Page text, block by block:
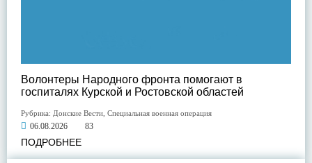
Волонтеры Народного фронта помогают в
госпиталях Курской и Ростовской областей
Рубрика: Донские Вести Специальная военная операция
06.08.2026 83
ПОДРОБНЕЕ